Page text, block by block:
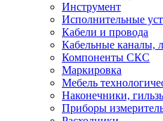
Инструмент
Исполнительные
Кабели и провода
Кабельные каналы,
Компоненты СКС
Маркировка
Мебель
Наконечники,
Приборы